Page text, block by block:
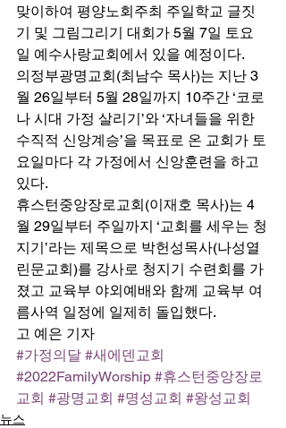
맞이하여 평양노회주최 주일학교 글짓
기 및 그림그리기 대회가 5월 7일 토요
일 예수사랑교회에서 있을 예정이다.
의정부광명교회(최남수 목사)는 지난 3
월 26일부터 5월 28일까지 10주간 ‘코로
나 시대 가정 살리기’와 ‘자녀들을 위한
수직적 신앙계승’을 목표로 온 교회가 토
요일마다 각 가정에서 신앙훈련을 하고
있다.
휴스턴중앙장로교회(이재호 목사)는 4
월 29일부터 주일까지 ‘교회를 세우는 청
지기’라는 제목으로 박헌성목사(나성열
린문교회)를 강사로 청지기 수련회를 가
졌고 교육부 야외예배와 함께 교육부 여
름사역 일정에 일제히 돌입했다.
고 예은 기자
#가정의달 #새에덴교회
#2022FamilyWorship #휴스턴중앙장로
교회 #광명교회 #명성교회 #왕성교회
뉴스